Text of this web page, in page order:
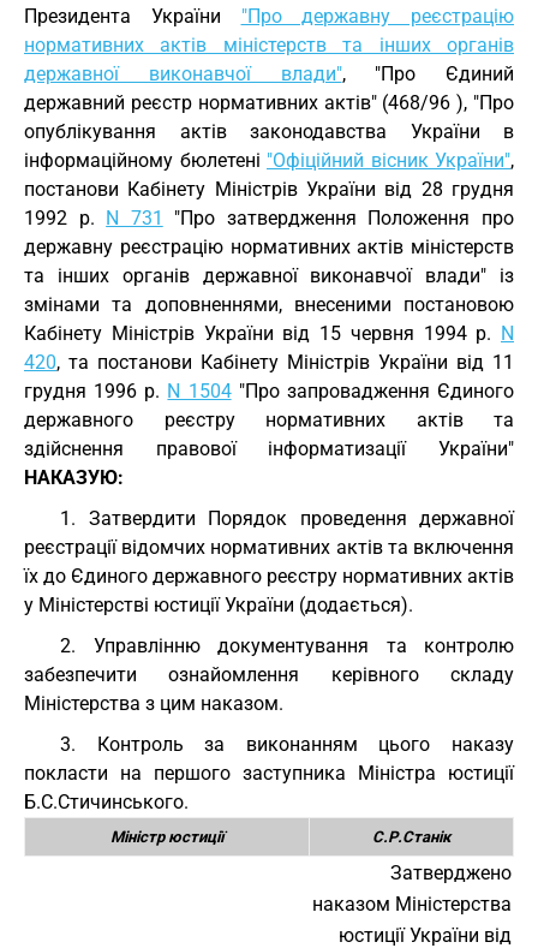
Президента України "Про державну реєстрацію
нормативних актів міністерств та інших органів
державної виконавчої влади", "Про Єдиний
державний реєстр нормативних актів" (468/96 ), "Про
опублікування актів законодавства України в
інформаційному бюлетені "Офіційний вісник України",
постанови Кабінету Міністрів України від 28 грудня
1992 р. N 731
"Про затвердження Положення про
державну реєстрацію нормативних актів міністерств
та інших органів державної виконавчої влади" із
змінами та доповненнями, внесеними постановою
Кабінету Міністрів України від 15 червня 1994 р. N
420, та постанови Кабінету Міністрів України від 11
грудня 1996 р. N 1504"Про запровадження Єдиного
державного реєстру нормативних актів та
здійснення правової інформатизації України"
НАКАЗУЮ:
1. Затвердити Порядок проведення державної
реєстрації відомчих нормативних актів та включення
їх до Єдиного державного реєстру нормативних актів
у Міністерстві юстиції України (додається).
2. Управлінню документування та контролю
забезпечити ознайомлення керівного складу
Міністерства з цим наказом.
3. Контроль за виконанням цього наказу
покласти на першого заступника Міністра юстиції
Б.С.Стичинського.
Міністр юстиції С.Р.Станік
Затверджено
наказом Міністерства
юстиції України від